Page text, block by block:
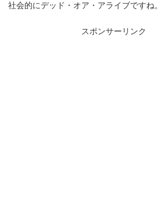
社会的にデッド・オア・アライブですね。
スポンサーリンク